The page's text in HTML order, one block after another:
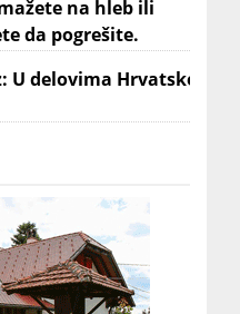
na hleb ili
da pogrešite.
U delovima Hrvatske